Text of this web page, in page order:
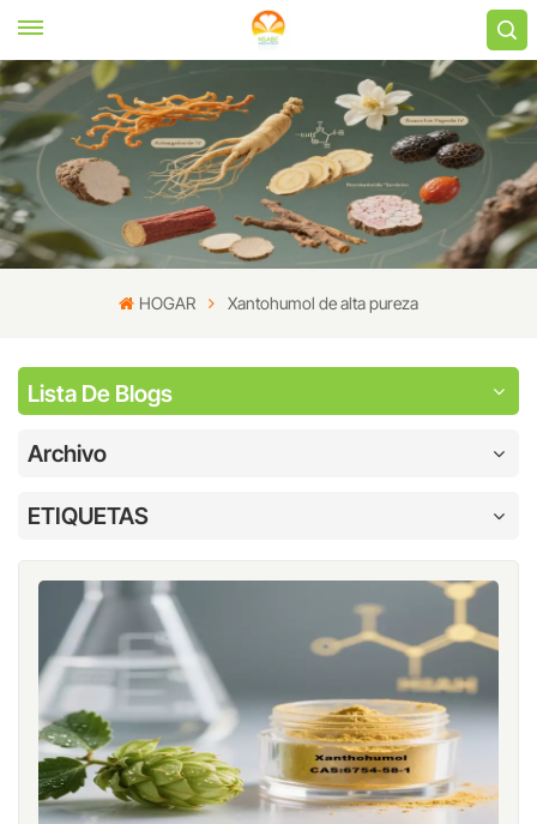
HOGAR Xantohumol de alta pureza
Lista De Blogs
Archivo
ETIQUETAS